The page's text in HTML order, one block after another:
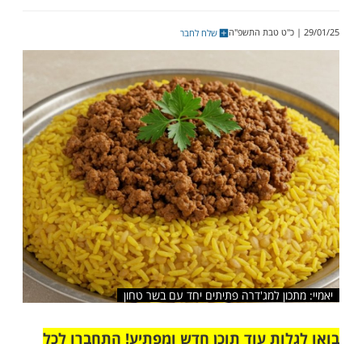
הבשר הטחון רק משדרג את כל החוויה,
שלח לחבר